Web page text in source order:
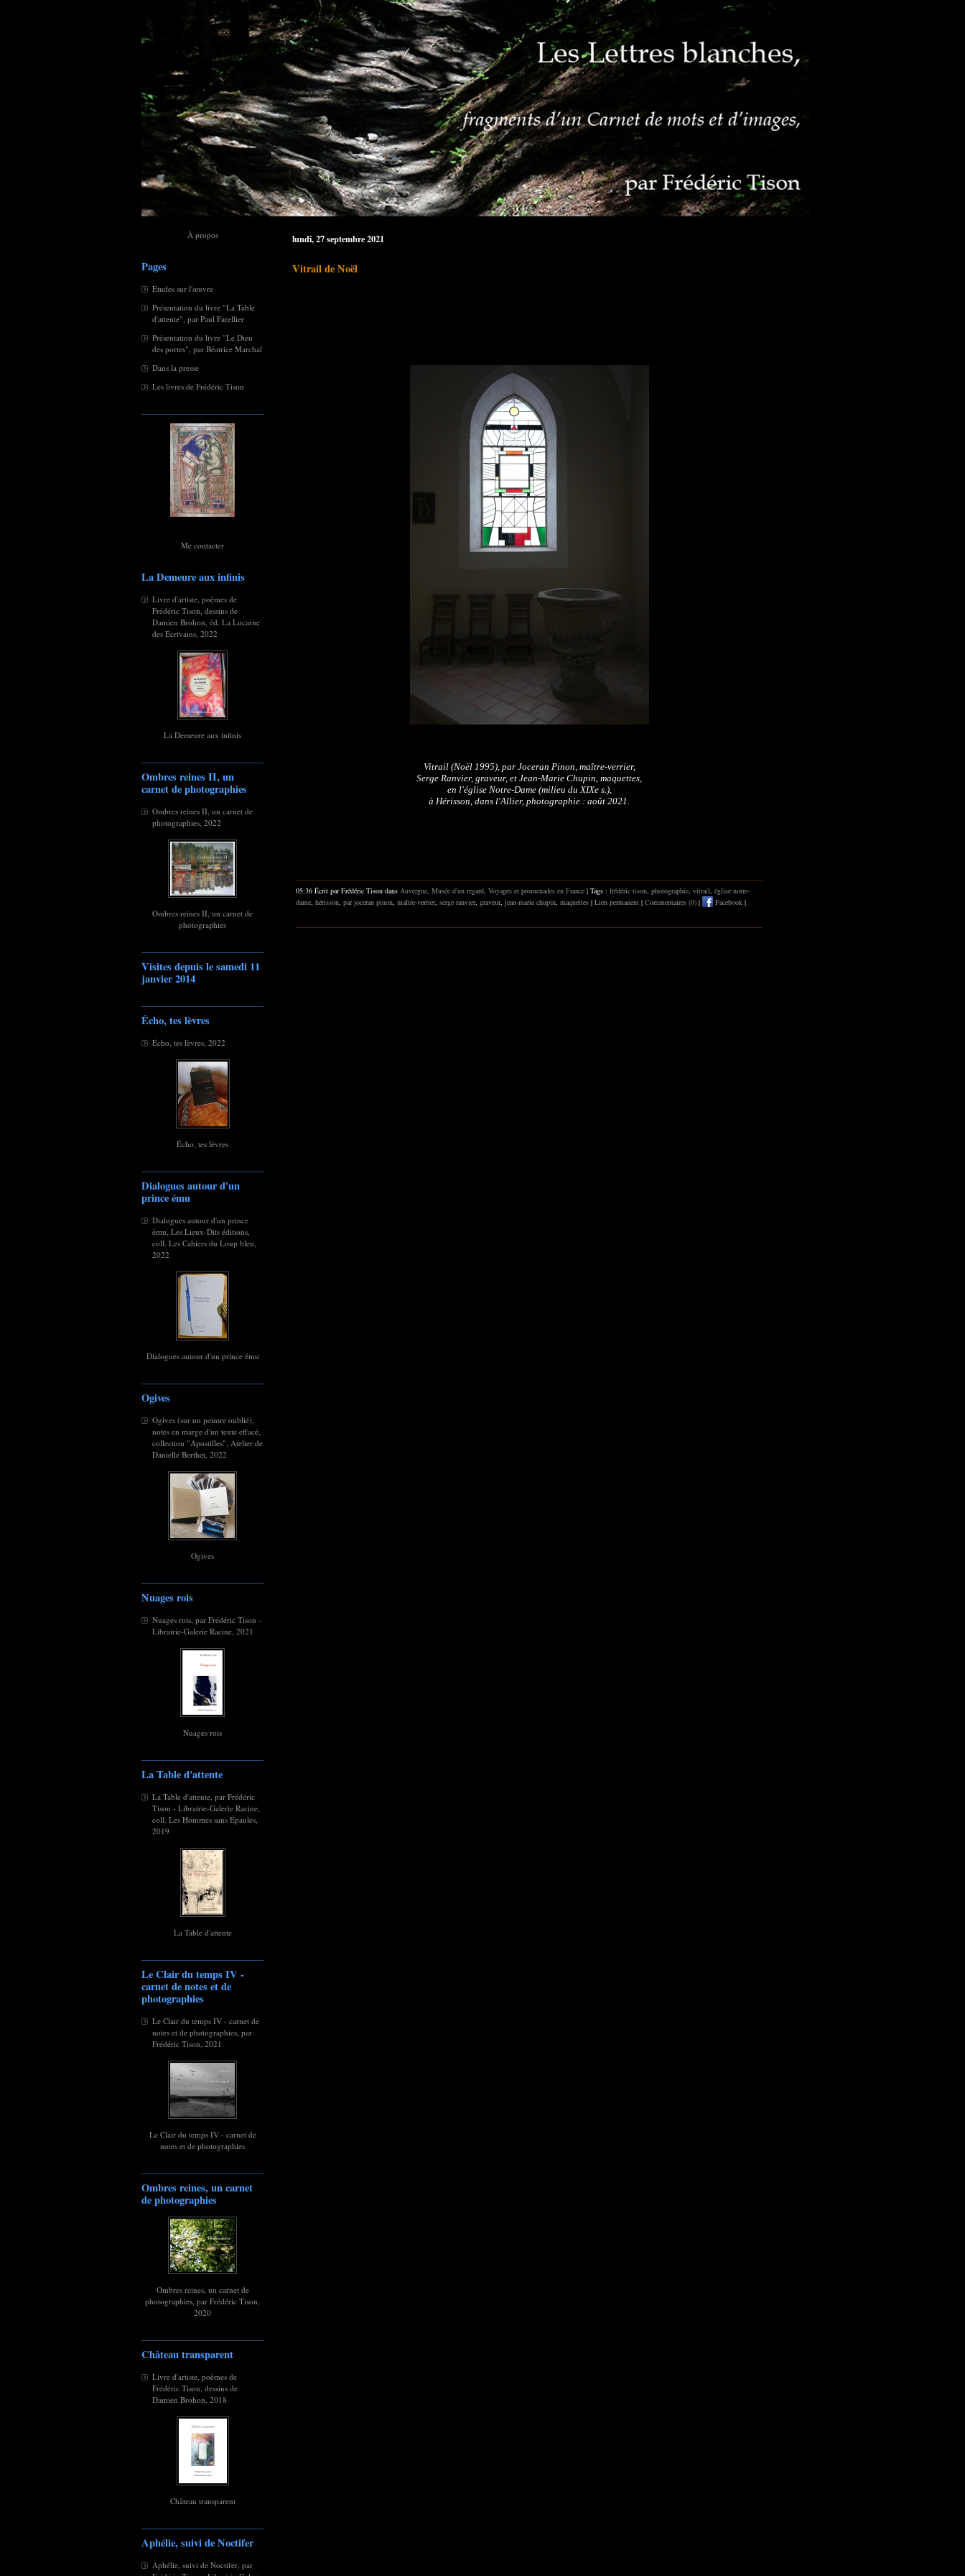
À propos
Pages
Études sur l'œuvre
Présentation du livre "La Table
d'attente", par Paul Farellier
Présentation du livre "Le Dieu
des portes", par Béatrice Marchal
Dans la presse
Les livres de Frédéric Tison
Me contacter
La Demeure aux infinis
Livre d'artiste, poèmes de
Frédéric Tison, dessins de
Damien Brohon, éd. La Lucarne
des Écrivains, 2022
La Demeure aux infinis
Ombres reines II, un
carnet de photographies
Ombres reines II, un carnet de
photographies, 2022
Ombres reines II, un carnet de
photographies
Visites depuis le samedi 11
janvier 2014
Écho, tes lèvres
Écho, tes lèvres, 2022
Écho, tes lèvres
Dialogues autour d'un
prince ému
Dialogues autour d'un prince
ému, Les Lieux-Dits éditions,
coll. Les Cahiers du Loup bleu,
2022
Dialogues autour d'un prince ému
Ogives
Ogives (sur un peintre oublié),
notes en marge d'un texte effacé,
collection "Apostilles", Atelier de
Danielle Berthet, 2022
Ogives
Nuages rois
Nuages rois, par Frédéric Tison -
Librairie-Galerie Racine, 2021
Nuages rois
La Table d'attente
La Table d'attente, par Frédéric
Tison - Librairie-Galerie Racine,
coll. Les Hommes sans Épaules,
2019
La Table d'attente
Le Clair du temps IV -
carnet de notes et de
photographies
Le Clair du temps IV - carnet de
notes et de photographies, par
Frédéric Tison, 2021
Le Clair du temps IV - carnet de
notes et de photographies
Ombres reines, un carnet
de photographies
Ombres reines, un carnet de
photographies, par Frédéric Tison,
2020
Château transparent
Livre d'artiste, poèmes de
Frédéric Tison, dessins de
Damien Brohon, 2018
Château transparent
Aphélie, suivi de Noctifer
Aphélie, suivi de Noctifer, par
lundi, 27 septembre 2021
Vitrail de Noël
Vitrail (Noël 1995), par Joceran Pinon, maître-verrier,
Serge Ranvier, graveur, et Jean-Marie Chupin, maquettes,
en l'église Notre-Dame (milieu du XIXe s.),
à Hérisson, dans l'Allier, photographie : août 2021.
05:36 Écrit par Frédéric Tison dans Auvergne Musée d'un regard Voyages et promenades en France | Tags : frédéric tison photographie vitrail église notre-
dame hérisson par joceran pinon maître-verrier, serge ranvier, graveur, jean-marie chupin maquettes | Lien permanent | Commentaires (0) | Facebook |